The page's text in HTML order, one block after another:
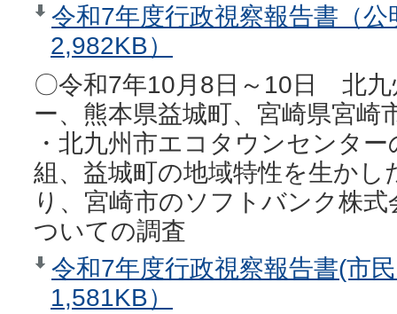
令和7年度行政視察報告書（
2,982KB）
〇令和7年10月8日～10日 北
ー、熊本県益城町、宮崎県宮崎
・北九州市エコタウンセンタ
組、益城町の地域特性を生か
り、宮崎市のソフトバンク株
ついての調査
令和7年度行政視察報告書(市
1,581KB）